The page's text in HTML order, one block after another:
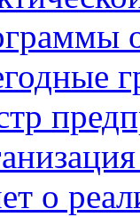
о